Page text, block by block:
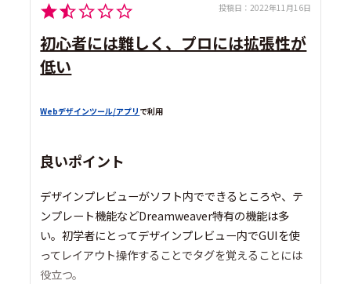
投稿日： 2022年11月16日
初心者には難しく、プロには拡張性が
低い
Webデザインツール/アプリ で利用
良いポイント
デザインプレビューがソフト内でできるところや、テ
ンプレート機能などDreamweaver特有の機能は多
い。初学者にとってデザインプレビュー内でGUIを使
ってレイアウト操作することでタグを覚えることには
役立つ。